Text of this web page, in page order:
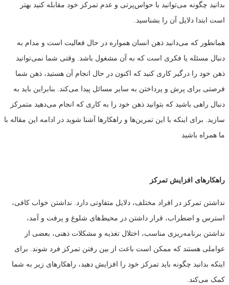
بدانید چگونه می‌توانید با حواس‌پرتی و عدم تمرکز خود مقابله کنید بهتر
است ابتدا دلایل آن را بشناسید.
همانطور که می‌دانید ذهن انسان همواره در حال فعالیت است و مدام به
دنبال مسئله یا فکری است که به آن مشغول باشد. وقتی شما نمی‌توانید
ذهن خود را درگیر کاری کنید که اکنون در حال انجام آن هستید، ذهن شما
فرصتی برای پرش و پرداختن به سایر مسائل پیدا می‌کند. بنابراین باید به
دنبال راهی باشید که بتوانید ذهن خود را به کاری که انجام می‌دهید متمرکز
سازید. برای اینکه با این تمرین‌ها و راهکارها آشنا شوید در ادامه این مقاله با
ما همراه باشید
راهکارهای افزایش تمرکز
نداشتن تمرکز در افراد مختلف، دلایل متفاوتی دارد. نداشتن خواب کافی،
استرس و اضطراب، قرار داشتن در محیط‌های شلوغ و پرفت و آمد،
نداشتن برنامه‌ریزی مناسب، اختلال تغذیه و مشکلات ذهنی، بعضی از
عواملی هستند که ممکن است باعث از بین رفتن تمرکز فرد شوند. برای
اینکه بدانید چگونه باید تمرکز خود را افزایش دهید، راهکارهای زیر به شما
کمک می‌کند.